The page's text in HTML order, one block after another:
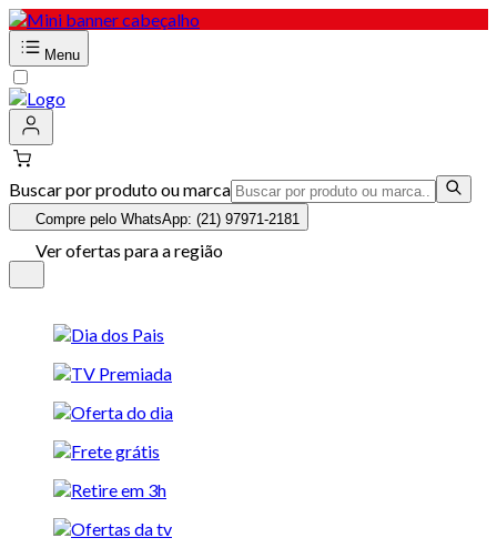
Menu
Buscar por produto ou marca
Compre pelo WhatsApp: (21) 97971-2181
Ver ofertas para a região